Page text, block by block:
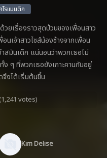
โรแมนติก
ยเรื่องราวสุดป่วนของเพื่อนสาว
เจ้าสา­วไซส์น้องช้างจากเพื่อน
สมันเด็ก แน่นอนว่าพวกเธอไม่
ๆ ที่พวกเธอยังเกาะคานกันอยู่
งได้­เริ่มต้นขึ้น
(1,241 votes)
Kim Delise